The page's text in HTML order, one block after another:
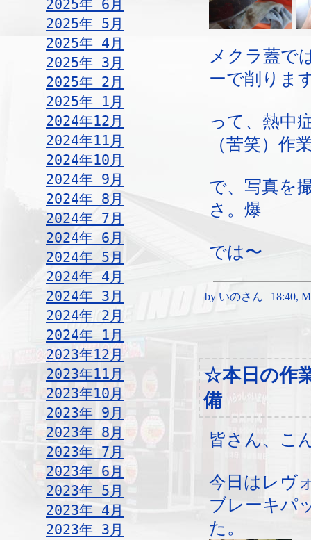
2025年 6月
2025年 5月
2025年 4月
2025年 3月
2025年 2月
2025年 1月
2024年12月
2024年11月
2024年10月
2024年 9月
2024年 8月
2024年 7月
2024年 6月
2024年 5月
2024年 4月
2024年 3月
2024年 2月
2024年 1月
2023年12月
2023年11月
2023年10月
2023年 9月
2023年 8月
2023年 7月
2023年 6月
2023年 5月
2023年 4月
2023年 3月
メクラ蓋で
ーで削りま
って、熱中
（苦笑）作
で、写真を
さ。爆
では〜
by いのさん ¦ 18:40,
☆本日の作
備
皆さん、こ
今日はレヴ
ブレーキパ
た。